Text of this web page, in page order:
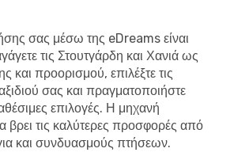
σας μέσω της eDreams είναι
τις Στουτγάρδη και Χανιά ως
και προορισμού, επιλέξτε τις
σας και πραγματοποιήστε
επιλογές. Η μηχανή
βρει τις καλύτερες προσφορές από
και συνδυασμούς πτήσεων.